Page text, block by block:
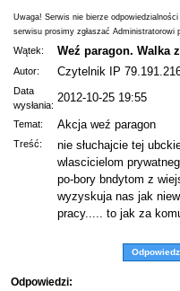
Uwaga! Serwis nie bierze
serwisu prosimy zgłaszać Administratorowi
Wątek: Weź paragon. Walka
Autor: Czytelnik IP
Data
wysłania:
2012-10-25 19:55
Temat: Akcja weź paragon
Treść:
nie słuchajcie tej
wlascicielom
po-bory bndytom z
wyzyskuja nas jak
pracy..... to jak za
Odpowiedz
Odpowiedzi: